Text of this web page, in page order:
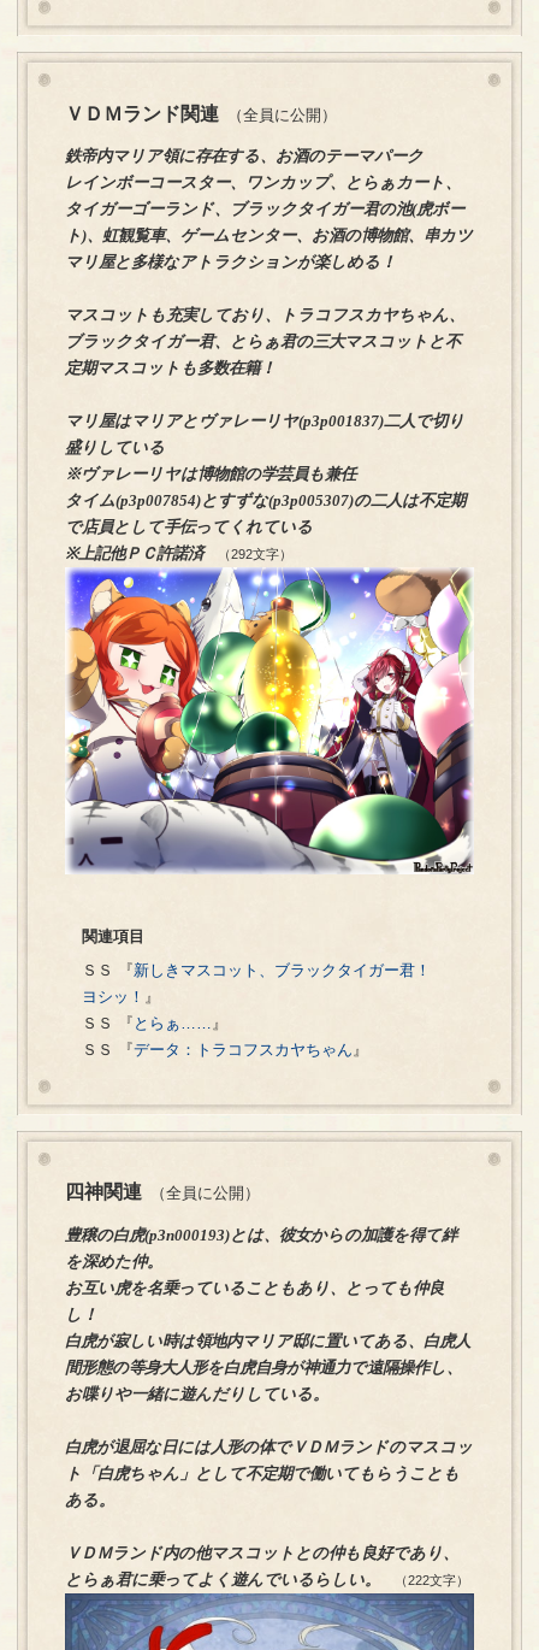
ＶＤＭランド関連 （全員に公開）
鉄帝内マリア領に存在する、お酒のテーマパーク
レインボーコースター、ワンカップ、とらぁカート、
タイガーゴーランド、ブラックタイガー君の池(虎ボー
ト)、虹観覧車、ゲームセンター、お酒の博物館、串カツ
マリ屋と多様なアトラクションが楽しめる！
マスコットも充実しており、トラコフスカヤちゃん、
ブラックタイガー君、とらぁ君の三大マスコットと不
定期マスコットも多数在籍！
マリ屋はマリアとヴァレーリヤ(p3p001837)二人で切り
盛りしている
※ヴァレーリヤは博物館の学芸員も兼任
タイム(p3p007854)とすずな(p3p005307)の二人は不定期
で店員として手伝ってくれている
※上記他ＰＣ許諾済
（292文字）
関連項目
ＳＳ 『新しきマスコット、ブラックタイガー君！
ヨシッ！ 』
ＳＳ 『 とらぁ……
』
ＳＳ 『データ：トラコフスカヤちゃん 』
四神関連 （全員に公開）
豊穣の白虎(p3n000193)とは、彼女からの加護を得て絆
を深めた仲。
お互い虎を名乗っていることもあり、とっても仲良
し！
白虎が寂しい時は領地内マリア邸に置いてある、白虎人
間形態の等身大人形を白虎自身が神通力で遠隔操作し、
お喋りや一緒に遊んだりしている。
白虎が退屈な日には人形の体でＶＤＭランドのマスコッ
ト「白虎ちゃん」として不定期で働いてもらうことも
ある。
ＶＤＭランド内の他マスコットとの仲も良好であり、
とらぁ君に乗ってよく遊んでいるらしい。
（222文字）